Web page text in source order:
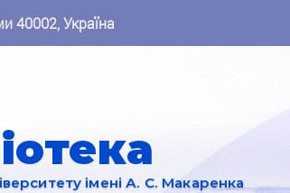
40002, Україна
імені А. С. Макаренка